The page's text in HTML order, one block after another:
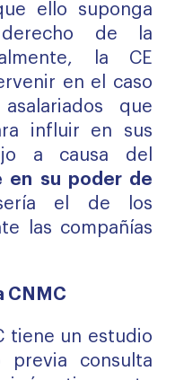
ello suponga
de la
la CE
en el caso
que
influir en sus
a causa del
en su poder de
el de los
las compañías
CNMC
tiene un estudio
previa consulta